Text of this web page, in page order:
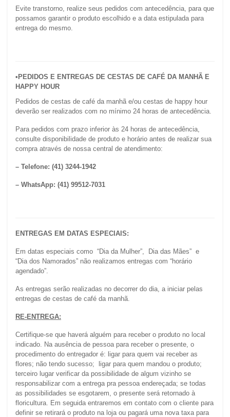
Evite transtorno, realize seus pedidos com antecedência, para que
possamos garantir o produto escolhido e a data estipulada para
entrega do mesmo.
•PEDIDOS E ENTREGAS DE CESTAS DE CAFÉ DA MANHÃ E
HAPPY HOUR
Pedidos de cestas de café da manhã e/ou cestas de happy hour
deverão ser realizados com no mínimo 24 horas de antecedência.
Para pedidos com prazo inferior às 24 horas de antecedência,
consulte disponibilidade de produto e horário antes de realizar sua
compra através de nossa central de atendimento:
– Telefone: (41) 3244-1942
– WhatsApp: (41) 99512-7031
ENTREGAS EM DATAS ESPECIAIS:
Em datas especiais como  “Dia da Mulher”,  Dia das Mães”  e
“Dia dos Namorados” não realizamos entregas com “horário
agendado”.
As entregas serão realizadas no decorrer do dia, a iniciar pelas
entregas de cestas de café da manhã.
RE-ENTREGA:
Certifique-se que haverá alguém para receber o produto no local
indicado. Na ausência de pessoa para receber o presente, o
procedimento do entregador é: ligar para quem vai receber as
flores; não tendo sucesso;  ligar para quem mandou o produto;
terceiro lugar verificar da possibilidade de algum vizinho se
responsabilizar com a entrega pra pessoa endereçada; se todas
as possibilidades se esgotarem, o presente será retornado à
floricultura. Em seguida entraremos em contato com o cliente para
definir se retirará o produto na loja ou pagará uma nova taxa para